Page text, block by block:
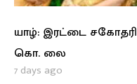
யாழ்: இரட்டை
கொ. லை
7 days ago